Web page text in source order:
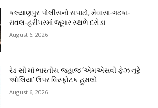
કલ્યાણપુર પોલીસનો સપાટો, મેવાસા-ગઢકા-
રાવલ-હરીપરમાં જૂગાર સ્થળે દરોડા
August 6, 2026
રેડ સી માં ભારતીય જહાજ ‘એમએસવી ફેઝ નૂરે
ઓલિયા’ ઉપર વિસ્ફોટક હુમલો
August 6, 2026